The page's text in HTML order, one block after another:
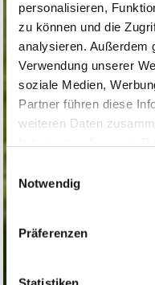
personalisieren,
zu können und die
analysieren. Außerdem
Verwendung unserer
soziale Medien,
Partner führen diese
weiteren Daten
Notwendig
Präferenzen